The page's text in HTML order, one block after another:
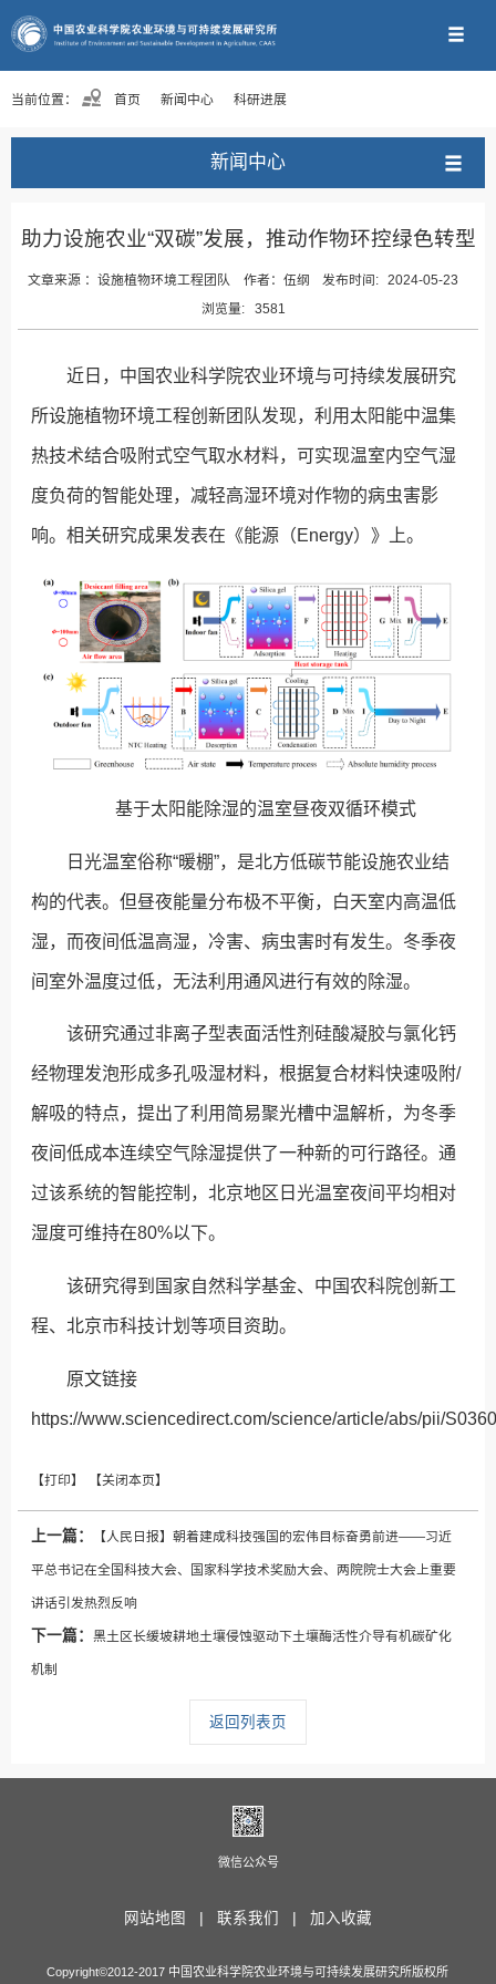
当前位置： 首页 新闻中心 科研进展
新闻中心
助力设施农业“双碳”发展，推动作物环控绿色转型
文章来源 ：设施植物环境工程团队 作者： 伍纲 发布时间: 2024-05-23
浏览量:
3581
近日，中国农业科学院农业环境与可持续发展研究
所设施植物环境工程创新团队发现，利用太阳能中温集
热技术结合吸附式空气取水材料，可实现温室内空气湿
度负荷的智能处理，减轻高湿环境对作物的病虫害影
响。相关研究成果发表在《能源（Energy）》上。
基于太阳能除湿的温室昼夜双循环模式
日光温室俗称“暖棚”，是北方低碳节能设施农业结
构的代表。但昼夜能量分布极不平衡，白天室内高温低
湿，而夜间低温高湿，冷害、病虫害时有发生。冬季夜
间室外温度过低，无法利用通风进行有效的除湿。
该研究通过非离子型表面活性剂硅酸凝胶与氯化钙
经物理发泡形成多孔吸湿材料，根据复合材料快速吸附/
解吸的特点，提出了利用简易聚光槽中温解析，为冬季
夜间低成本连续空气除湿提供了一种新的可行路径。通
过该系统的智能控制，北京地区日光温室夜间平均相对
湿度可维持在80%以下。
该研究得到国家自然科学基金、中国农科院创新工
程、北京市科技计划等项目资助。
原文链接
https://www.sciencedirect.com/science/article/abs/pii/
上一篇： 【人民日报】朝着建成科技强国的宏伟目标奋勇前进——习近
平总书记在全国科技大会、国家科学技术奖励大会、两院院士大会上重要
讲话引发热烈反响
下一篇：黑土区长缓坡耕地土壤侵蚀驱动下土壤酶活性介导有机碳矿化
机制
返回列表页
微信公众号
网站地图 | 联系我们 | 加入收藏
Copyright©2012-2017 中国农业科学院农业环境与可持续发展研究所版权所